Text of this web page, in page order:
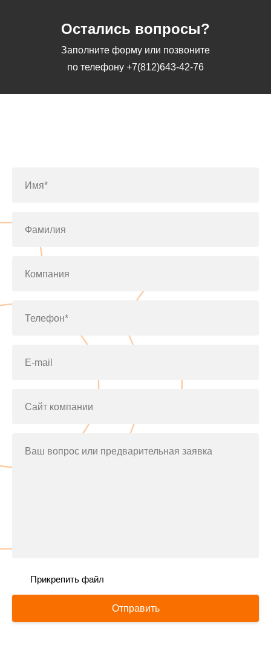
Остались вопросы?
Заполните форму или позвоните
по телефону +7(812)643-42-76
Имя*
Фамилия
Компания
Телефон*
E-mail
Сайт компании
Ваш вопрос или предварительная заявка
Прикрепить файл
Отправить